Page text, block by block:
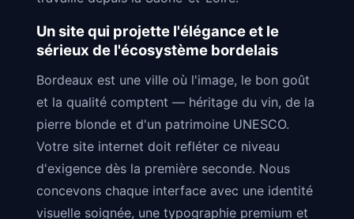
Un site qui projette l'élégance et le
sérieux de l'écosystème bordelais
Bordeaux est une ville où l'image, le bon goût
et la qualité comptent — héritage du vin, de la
pierre blonde et d'un patrimoine UNESCO.
Votre site internet doit refléter ce niveau
d'exigence dès la première seconde. Nous
concevons chaque interface avec une identité
visuelle soignée, une typographie premium et